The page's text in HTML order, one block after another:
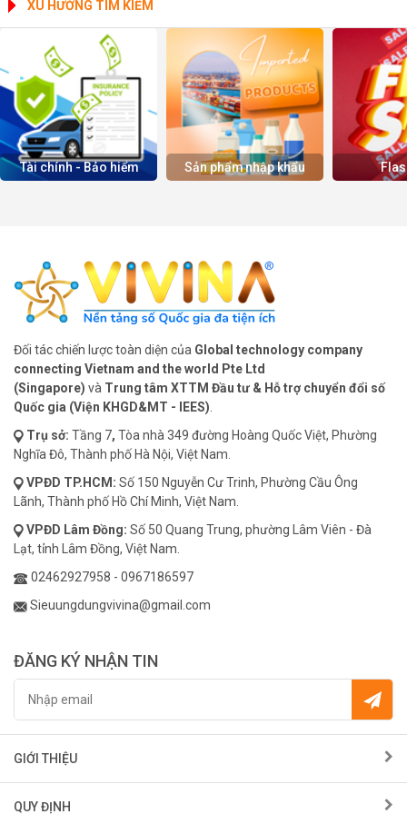
XU HƯỚNG TÌM KIẾM
Tài chính - Bảo hiểm Sản phẩm nhập khẩu
Đối tác chiến lược toàn diện của Global technology company
connecting Vietnam and the world Pte Ltd
(Singapore) và Trung tâm XTTM Đầu tư & Hỗ trợ chuyển đổi số
Quốc gia (Viện KHGD&MT - IEES).
Trụ sở: Tầng 7, Tòa nhà 349 đường Hoàng Quốc Việt, Phường
Nghĩa Đô, Thành phố Hà Nội, Việt Nam.
VPĐD TP.HCM: Số 150 Nguyễn Cư Trinh, Phường Cầu Ông
Lãnh, Thành phố Hồ Chí Minh, Việt Nam.
VPĐD Lâm Đồng: Số 50 Quang Trung, phường Lâm Viên - Đà
Lạt, tỉnh Lâm Đồng, Việt Nam.
02462927958 - 0967186597
Sieuungdungvivina@gmail.com
ĐĂNG KÝ NHẬN TIN
GIỚI THIỆU
QUY ĐỊNH